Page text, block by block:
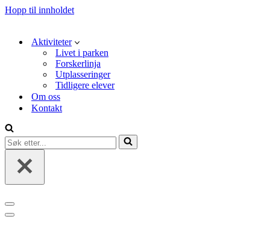
Hopp til innholdet
Aktiviteter
Livet i parken
Forskerlinja
Utplasseringer
Tidligere elever
Om oss
Kontakt
Søk
etter...
Navigasjonsmeny
Navigasjonsmeny